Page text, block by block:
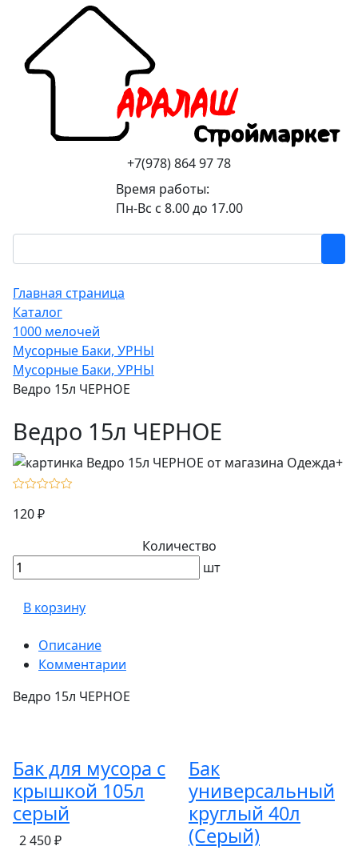
+7(978) 864 97 78
Время работы:
Пн-Вс с 8.00 до 17.00
Главная страница
Каталог
1000 мелочей
Мусорные Баки, УРНЫ
Мусорные Баки, УРНЫ
Ведро 15л ЧЕРНОЕ
Ведро 15л ЧЕРНОЕ
120 ₽
Количество
шт
В корзину
Описание
Комментарии
Ведро 15л ЧЕРНОЕ
Бак для мусора с
крышкой 105л
серый
2 450 ₽
Бак
универсальный
круглый 40л
(Серый)